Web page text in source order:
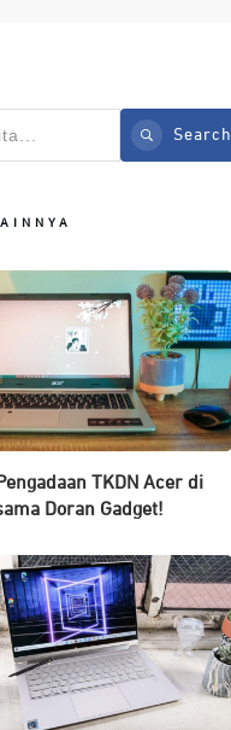
Search
TKDN Acer di
Doran Gadget!